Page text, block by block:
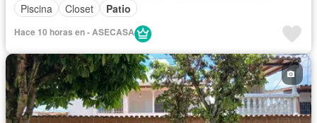
Piscina
Closet Patio
Hace 10 horas en - ASECASA